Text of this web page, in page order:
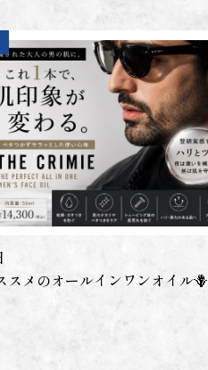
スメのオールインワンオイル🪻